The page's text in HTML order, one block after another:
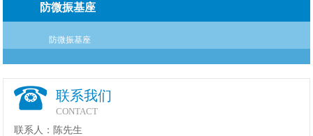
防微振基座
防微振基座
联系我们
CONTACT
联系人：陈先生